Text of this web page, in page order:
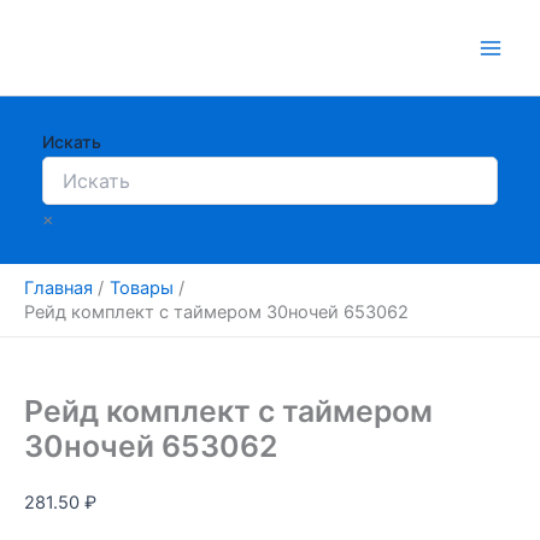
Искать
×
Главная
Товары
Рейд комплект с таймером 30ночей 653062
Рейд комплект с таймером
30ночей 653062
281.50 ₽